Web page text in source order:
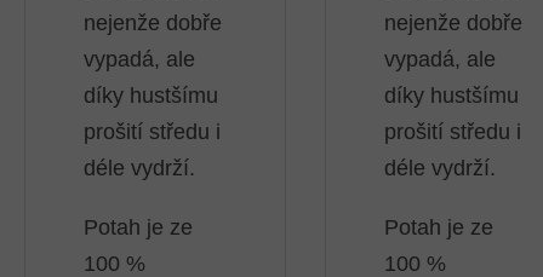
nejenže dobře
vypadá, ale
díky hustšímu
prošití středu i
déle vydrží.
Potah je ze
100 %
nejenže dobře
vypadá, ale
díky hustšímu
prošití středu i
déle vydrží.
Potah je ze
100 %